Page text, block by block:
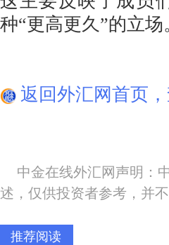
种“更高更久”的立场
返回外汇网首页
中金在线外汇网声明：
述，仅供投资者参考，并
推荐阅读